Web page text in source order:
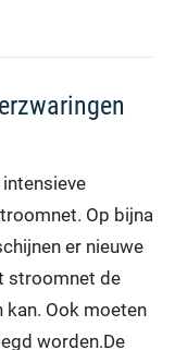
Op bijna
er nieuwe
stroomnet de
kan. Ook moeten
worden.De